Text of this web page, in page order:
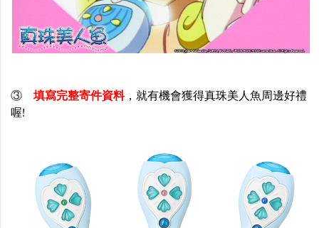
③ 填寫完整寄件資料，就有機會獲得真珠美人魚周邊好禮
喔!